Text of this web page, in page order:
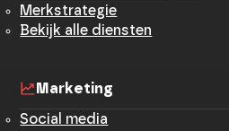
Merkstrategie
Bekijk alle diensten
Marketing
Social media